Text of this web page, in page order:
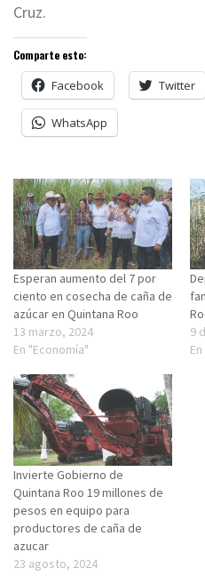
Cruz.
Comparte esto:
Facebook Twitter
WhatsApp
Esperan aumento del 7 por
ciento en cosecha de caña de
azúcar en Quintana Roo
13 marzo, 2024
En "Economía"
9
Invierte Gobierno de
Quintana Roo 19 millones de
pesos en equipo para
productores de caña de
azucar
23 agosto, 2024